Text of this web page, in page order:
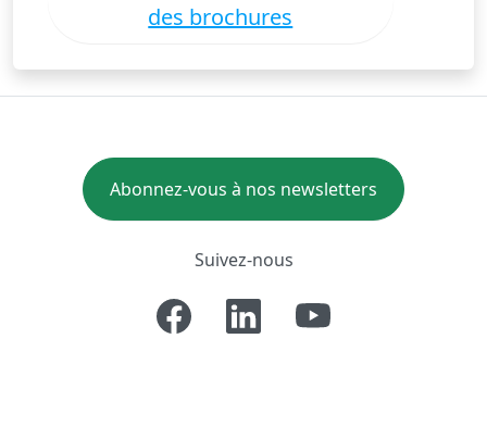
des brochures
Abonnez-vous à nos newsletters
Suivez-nous